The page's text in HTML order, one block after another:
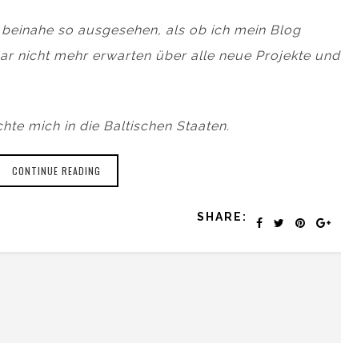
so ausgesehen, als ob ich mein Blog
nicht mehr erwarten über alle neue Projekte und
mich in die Baltischen Staaten.
CONTINUE READING
SHARE: